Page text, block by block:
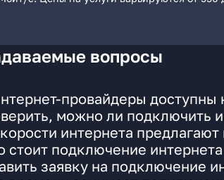
вопросы
провайдеры
можно ли подключить
интернета
стоит подключение
заявку на подключение